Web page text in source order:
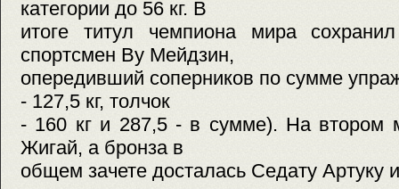
категории до 56 кг. В
итоге титул чемпиона мира
спортсмен Ву Мейдзин,
опередивший соперников по сумме
- 127,5 кг, толчок
- 160 кг и 287,5 - в сумме). На втором
Жигай, а бронза в
общем зачете досталась Седату Артуку